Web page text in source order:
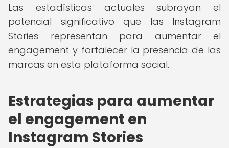
Las estadísticas actuales subrayan el
potencial significativo que las Instagram
Stories representan para aumentar el
engagement y fortalecer la presencia de las
marcas en esta plataforma social.
Estrategias para aumentar
el engagement en
Instagram Stories